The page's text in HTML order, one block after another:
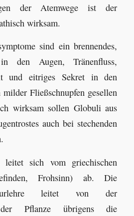
der Atemwege ist der
wirksam.
sind ein brennendes,
den Augen, Tränenfluss,
und eitriges Sekret in den
Fließschnupfen gesellen
wirksam sollen Globuli aus
auch bei stechenden
leitet sich vom griechischen
Frohsinn) ab. Die
leitet von der
der Pflanze übrigens die